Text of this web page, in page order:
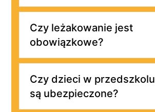
Czy leżakowanie jest
obowiązkowe?
Czy dzieci w przedszkolu
są ubezpieczone?